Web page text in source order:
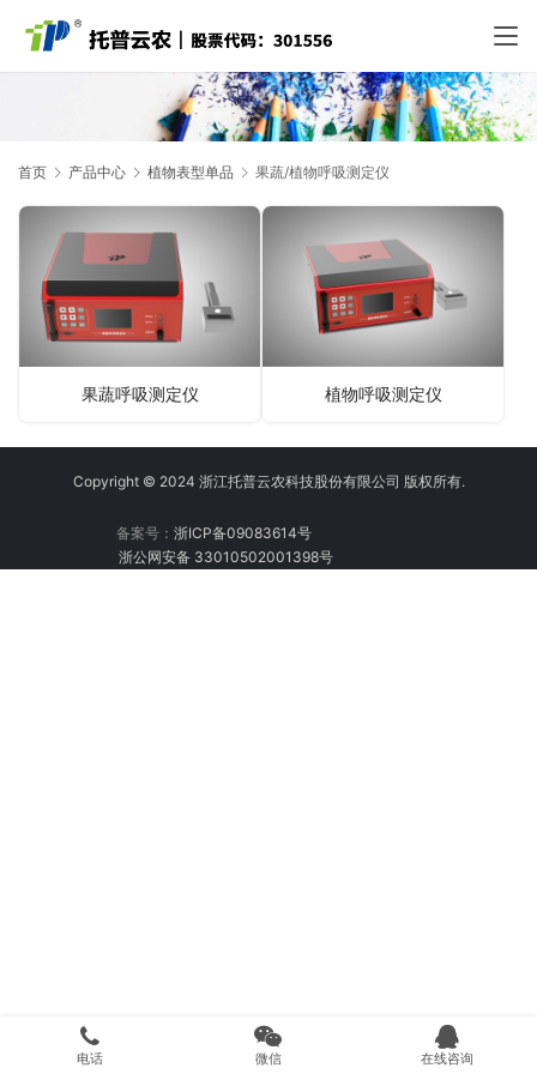
首页 产品中心 植物表型单品 果蔬/植物呼吸测定仪
果蔬呼吸测定仪 植物呼吸测定仪
Copyright © 2024 浙江托普云农科技股份有限公司 版权所有.
备案号： 浙ICP备09083614号
浙公网安备 33010502001398号
电话 微信 在线咨询